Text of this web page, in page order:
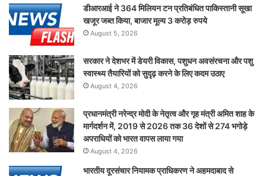
डीआरआई ने 364 मिलियन टन प्रतिबंधित पाकिस्तानी सूखा
खजूर जब्त किया, बाजार मूल्य 3 करोड़ रुपये
August 5, 2026
सरकार ने देशभर में डेयरी विकास, पशुधन अवसंरचना और पशु
स्वास्थ्य तैयारियों को सुदृढ़ करने के लिए कदम उठाए
August 4, 2026
प्रधानमंत्री नरेन्द्र मोदी के नेतृत्व और गृह मंत्री अमित शाह के
मार्गदर्शन में, 2019 से 2026 तक 36 देशों से 274 भगोड़े
अपराधियों को भारत वापस लाया गया
August 4, 2026
भारतीय दूरसंचार नियामक प्राधिकरण ने अहमदाबाद से